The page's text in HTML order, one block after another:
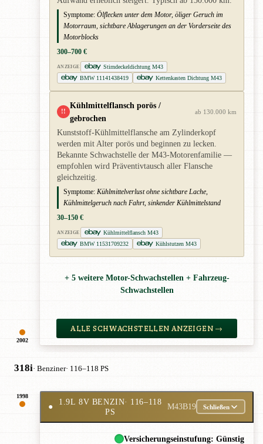
2002
Symptome: Ölflecken unter dem Motor, öliger Geruch im
Motorraum, sichtbare Ablagerungen an der Vorderseite des
Motorblocks
300–700 €
ANZEIGE
Stirndeckeldichtung M43
BMW 11141438419
Kettenkasten Dichtung M43
!!
Kühlmittelflansch porös /
gebrochen
ab 130.000 km
Kunststoff-Kühlmittelflansche am Zylinderkopf
werden mit Alter porös und beginnen zu lecken.
Bekannte Schwachstelle der M43-Motorenfamilie —
empfohlen wird Präventivtausch aller Flansche
gleichzeitig.
Symptome: Kühlmittelverlust ohne sichtbare Lache,
Kühlmittelgeruch nach Fahrt, sinkender Kühlmittelstand
30–150 €
ANZEIGE
Kühlmittelflansch M43
BMW 11531709232
Kühlstutzen M43
+ 5 weitere Motor-Schwachstellen + Fahrzeug-
Schwachstellen
ALLE SCHWACHSTELLEN ANZEIGEN →
318i· Benziner· 116–118 PS
1998
●
1.9L 8V BENZIN· 116–118
PS
M43B19 Schließen
Versicherungseinstufung: Günstig